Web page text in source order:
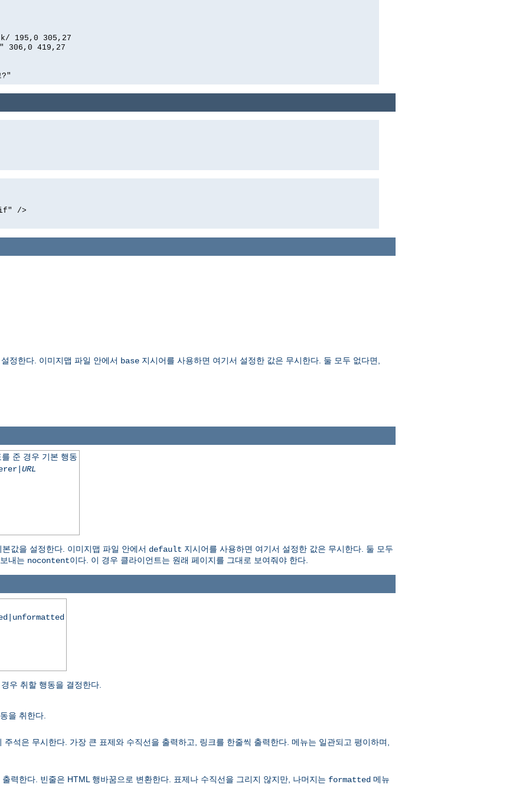
195,0 305,27
" 306,0 419,27
/>
정한다. 이미지맵 파일 안에서 base 지시어를 사용하면 여기서 설정한 값은 무시한다. 둘 모두 없다면,
준 경우 기본 행동
URL
값을 설정한다. 이미지맵 파일 안에서 default 지시어를 사용하면 여기서 설정한 값은 무시한다. 둘 모두
내는 nocontent이다. 이 경우 클라이언트는 원래 페이지를 그대로 보여줘야 한다.
우 취할 행동을 결정한다.
을 취한다.
석은 무시한다. 가장 큰 표제와 수직선을 출력하고, 링크를 한줄씩 출력한다. 메뉴는 일관되고 평이하며,
력한다. 빈줄은 HTML 행바꿈으로 변환한다. 표제나 수직선을 그리지 않지만, 나머지는 formatted 메뉴